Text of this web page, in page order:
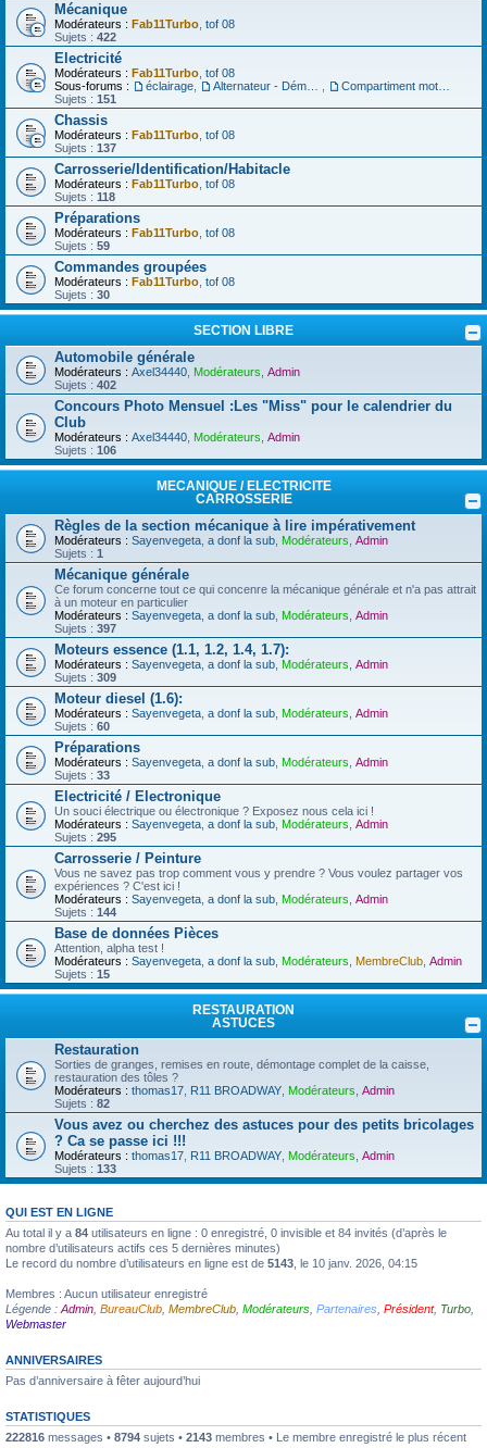
Mécanique
Modérateurs : Fab11Turbo tof 08
Sujets : 422
Electricité
Modérateurs : Fab11Turbo tof 08
Sous-forums :
éclairage
Sujets : 151
Chassis
Modérateurs : Fab11Turbo tof 08
Sujets : 137
Carrosserie/Identification/Habitacle
Modérateurs : Fab11Turbo tof 08
Sujets : 118
Préparations
Modérateurs : Fab11Turbo tof 08
Sujets : 59
Commandes groupées
Modérateurs : Fab11Turbo tof 08
Sujets : 30
SECTION LIBRE
Automobile générale
Modérateurs : Axel34440 Modérateurs Admin
Sujets : 402
Concours Photo Mensuel :Les "Miss" pour le calendrier du
Club
Modérateurs : Axel34440 Modérateurs Admin
Sujets : 106
MECANIQUE / ELECTRICITE
CARROSSERIE
Règles de la section mécanique à lire impérativement
Modérateurs : Sayenvegeta a donf la sub Modérateurs Admin
Sujets : 1
Mécanique générale
Ce forum concerne tout ce qui concenre la mécanique générale et n'a pas attrait
à un moteur en particulier
Modérateurs : Sayenvegeta a donf la sub Modérateurs Admin
Sujets : 397
Moteurs essence (1.1, 1.2, 1.4, 1.7):
Modérateurs : Sayenvegeta a donf la sub Modérateurs Admin
Sujets : 309
Moteur diesel (1.6):
Modérateurs : Sayenvegeta a donf la sub Modérateurs Admin
Sujets : 60
Préparations
Modérateurs : Sayenvegeta a donf la sub Modérateurs Admin
Sujets : 33
Electricité / Electronique
Un souci électrique ou électronique ? Exposez nous cela ici !
Modérateurs : Sayenvegeta a donf la sub Modérateurs Admin
Sujets : 295
Carrosserie / Peinture
Vous ne savez pas trop comment vous y prendre ? Vous voulez partager vos
expériences ? C'est ici !
Modérateurs : Sayenvegeta a donf la sub Modérateurs Admin
Sujets : 144
Base de données Pièces
Attention, alpha test !
Modérateurs : Sayenvegeta a donf la sub Modérateurs MembreClub Admin
Sujets : 15
RESTAURATION
ASTUCES
Restauration
Sorties de granges, remises en route, démontage complet de la caisse,
restauration des tôles ?
Modérateurs : thomas17 R11 BROADWAY Modérateurs Admin
Sujets : 82
Vous avez ou cherchez des astuces pour des petits bricolages
? Ca se passe ici !!!
Modérateurs : thomas17 R11 BROADWAY Modérateurs Admin
Sujets : 133
QUI EST EN LIGNE
Au total il y a 84 utilisateurs en ligne : 0 enregistré, 0 invisible et 84 invités (d’après le
nombre d’utilisateurs actifs ces 5 dernières minutes)
Le record du nombre d’utilisateurs en ligne est de 5143 , le 10 janv. 2026, 04:15
Membres : Aucun utilisateur enregistré
Légende : Admin BureauClub MembreClub Modérateurs Partenaires Président, Turbo
Webmaster
ANNIVERSAIRES
Pas d’anniversaire à fêter aujourd’hui
STATISTIQUES
222816 messages • 8794 sujets • 2143 membres • Le membre enregistré le plus récent